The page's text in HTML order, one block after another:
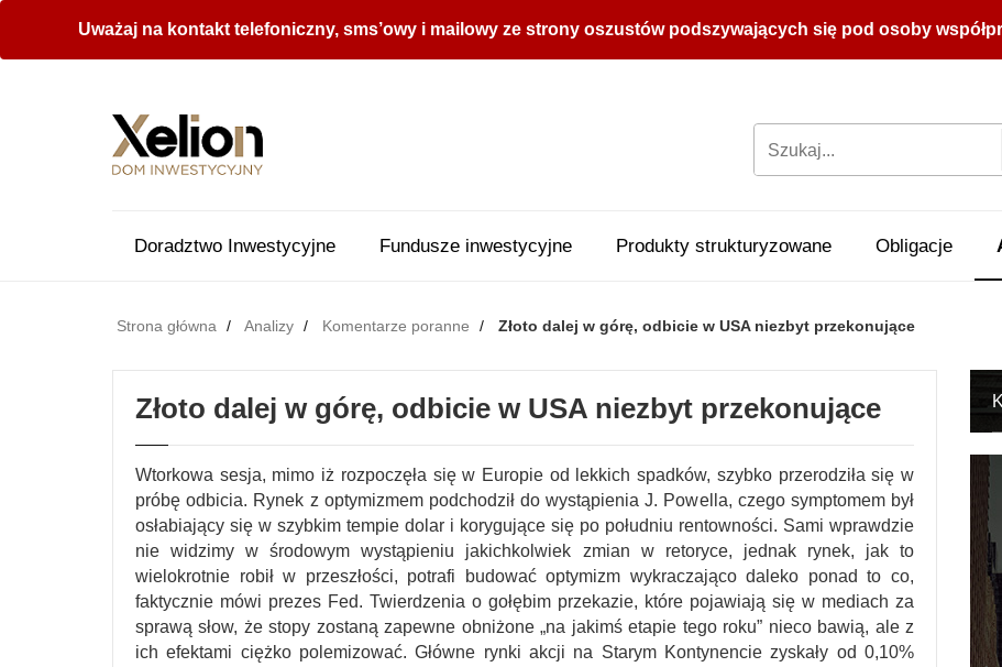
Uważaj na kontakt telefoniczny, sms’owy i mailowy ze strony oszustów podszywających się pod osoby
Doradztwo Inwestycyjne Fundusze inwestycyjne Produkty strukturyzowane Obligacje
Strona główna Analizy Komentarze poranne Złoto dalej w górę, odbicie w USA niezbyt przekonujące
Złoto dalej w górę, odbicie w USA niezbyt przekonujące
Wtorkowa sesja, mimo iż rozpoczęła się w Europie od lekkich spadków, szybko przerodziła się w
próbę odbicia. Rynek z optymizmem podchodził do wystąpienia J. Powella, czego symptomem był
osłabiający się w szybkim tempie dolar i korygujące się po południu rentowności. Sami wprawdzie
nie widzimy w środowym wystąpieniu jakichkolwiek zmian w retoryce, jednak rynek, jak to
wielokrotnie robił w przeszłości, potrafi budować optymizm wykraczająco daleko ponad to co,
faktycznie mówi prezes Fed. Twierdzenia o gołębim przekazie, które pojawiają się w mediach za
sprawą słow, że stopy zostaną zapewne obniżone „na jakimś etapie tego roku” nieco bawią, ale z
ich efektami ciężko polemizować. Główne rynki akcji na Starym Kontynencie zyskały od 0,10%